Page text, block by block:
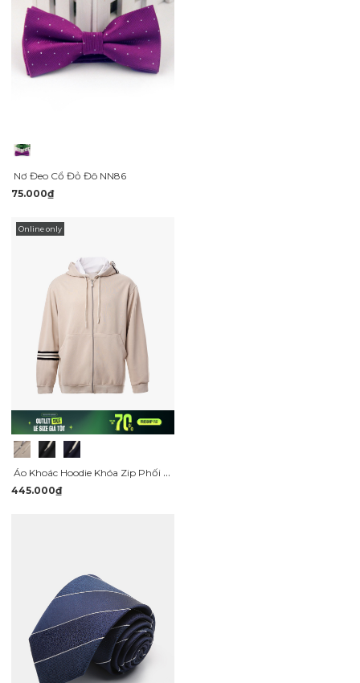
Nơ Đeo Cổ Đỏ Đô NN86
75.000₫
Online only
Áo Khoác Hoodie Khóa Zip Phối Dây Sọc Form Regular AH006
445.000₫